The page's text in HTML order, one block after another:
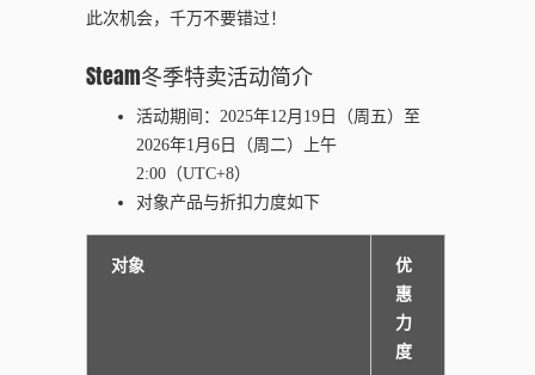
此次机会，千万不要错过！
Steam冬季特卖活动简介
活动期间：2025年12月19日（周五）至
2026年1月6日（周二）上午
2:00（UTC+8）
对象产品与折扣力度如下
对象
优
惠
力
度